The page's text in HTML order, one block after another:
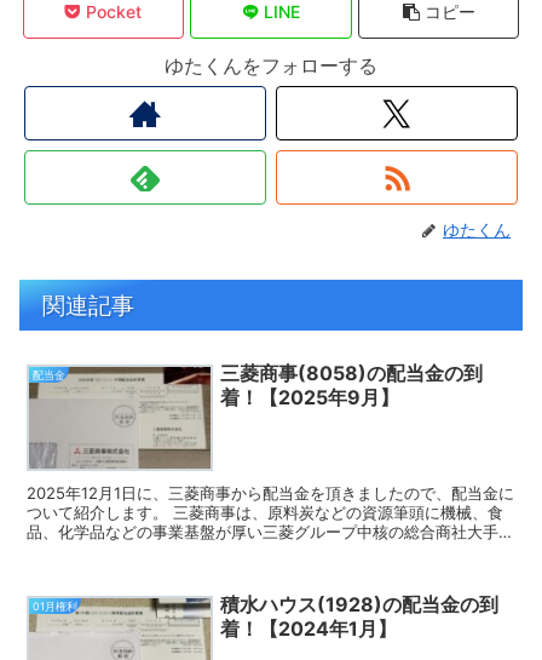
Pocket LINE コピー
ゆたくんをフォローする
ゆたくん
関連記事
配当金
三菱商事(8058)の配当金の到
着！【2025年9月】
2025年12月1日に、三菱商事から配当金を頂きましたので、配当金に
ついて紹介します。 三菱商事は、原料炭などの資源筆頭に機械、食
品、化学品などの事業基盤が厚い三菱グループ中核の総合商社大手で
01月権利
積水ハウス(1928)の配当金の到
着！【2024年1月】